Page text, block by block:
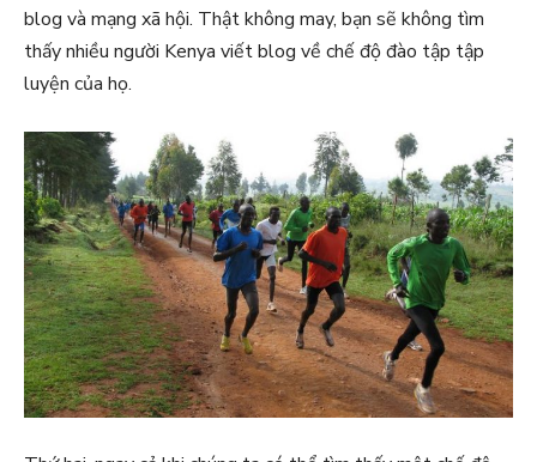
blog và mạng xã hội. Thật không may, bạn sẽ không tìm
thấy nhiều người Kenya viết blog về chế độ đào tập tập
luyện của họ.